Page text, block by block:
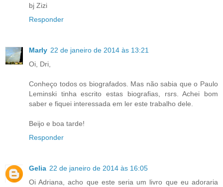
bj Zizi
Responder
Marly 22 de janeiro de 2014 às 13:21
Oi, Dri,
Conheço todos os biografados. Mas não sabia que o Paulo
Leminski tinha escrito estas biografias, rsrs. Achei bom
saber e fiquei interessada em ler este trabalho dele.
Beijo e boa tarde!
Responder
Gelia 22 de janeiro de 2014 às 16:05
Oi Adriana, acho que este seria um livro que eu adoraria